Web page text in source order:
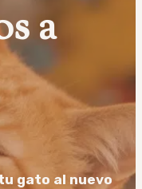
a
gato al nuevo